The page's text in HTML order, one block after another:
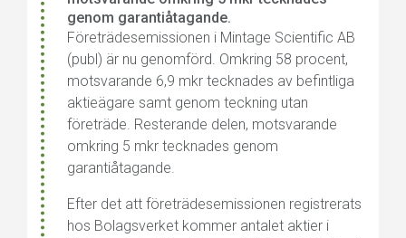
genom garantiåtagande.
Företrädesemissionen i Mintage Scientific AB
(publ) är nu genomförd. Omkring 58 procent,
motsvarande 6,9 mkr tecknades av befintliga
aktieägare samt genom teckning utan
företräde. Resterande delen, motsvarande
omkring 5 mkr tecknades genom
garantiåtagande.
Efter det att företrädesemissionen registrerats
hos Bolagsverket kommer antalet aktier i